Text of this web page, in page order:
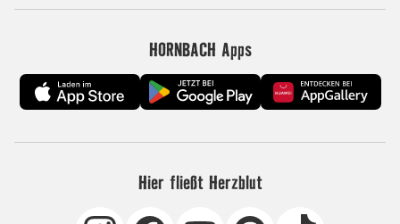
HORNBACH Apps
Hier fließt Herzblut